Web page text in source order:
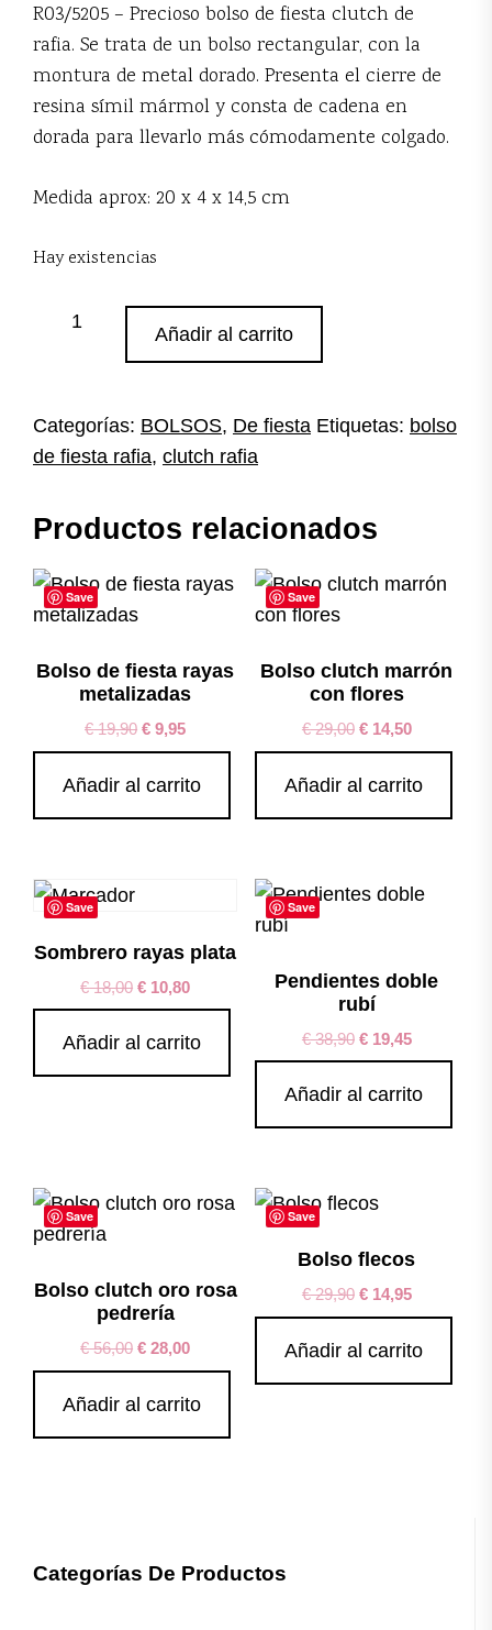
R03/5205 – Precioso bolso de fiesta clutch de
rafia. Se trata de un bolso rectangular, con la
montura de metal dorado. Presenta el cierre de
resina símil mármol y consta de cadena en
dorada para llevarlo más cómodamente colgado.
Medida aprox: 20 x 4 x 14,5 cm
Hay existencias
Clutch
cantidad
Añadir al carrito
Categorías: BOLSOS, De fiesta Etiquetas: bolso
de fiesta rafia, clutch rafia
Productos relacionados
Save
Bolso de fiesta rayas
metalizadas
€19,90 € 9,95
Añadir al carrito
Save
Bolso clutch marrón
con flores
€29,00 €14,50
Añadir al carrito
Save
Sombrero rayas plata
€18,00 € 10,80
Añadir al carrito
Save
Pendientes doble
rubí
€38,90 €19,45
Añadir al carrito
Save
Bolso clutch oro rosa
pedrería
€56,00 € 28,00
Añadir al carrito
Save
Bolso flecos
€29,90 €14,95
Añadir al carrito
Categorías De Productos